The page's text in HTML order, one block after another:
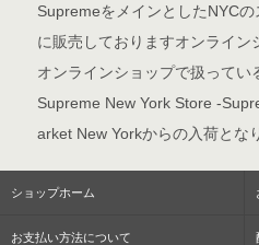
SupremeをメインとしたNYC
に販売しておりますオンライン
オンラインショップで扱ってい
Supreme New York Store -
arket New Yorkからの入荷とな
ショップホーム
お支払い方法について